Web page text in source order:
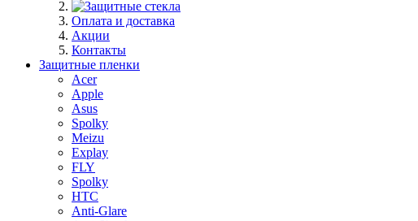
Оплата и доставка
Акции
Контакты
Защитные пленки
Acer
Apple
Asus
Spolky
Meizu
Explay
FLY
Spolky
HTC
Anti-Glare